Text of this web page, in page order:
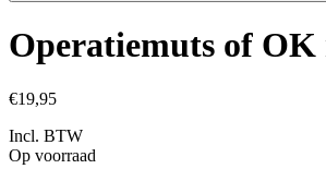
Operatiemuts of OK
€19,95
Incl. BTW
Op voorraad